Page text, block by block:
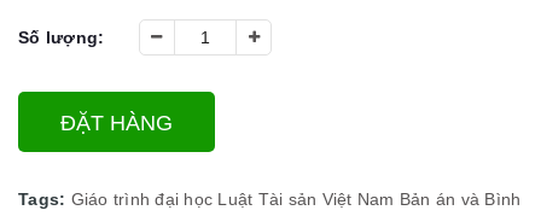
Số lượng:
ĐẶT HÀNG
Tags: Giáo trình đại học Luật Tài sản Việt Nam Bản án và Bình